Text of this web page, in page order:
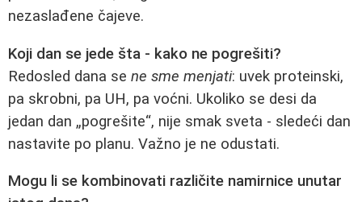
nezaslađene čajeve.
Koji dan se jede šta - kako ne pogrešiti?
Redosled dana se ne sme menjati: uvek proteinski,
pa skrobni, pa UH, pa voćni. Ukoliko se desi da
jedan dan „pogrešite“, nije smak sveta - sledeći dan
nastavite po planu. Važno je ne odustati.
Mogu li se kombinovati različite namirnice unutar